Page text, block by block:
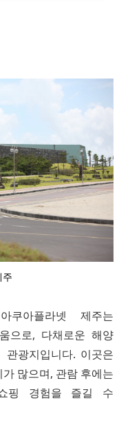
쿠아플라넷 제주는
으로, 다채로운 해양
광지입니다. 이곳은
많으며, 관람 후에는
핑 경험을 즐길 수